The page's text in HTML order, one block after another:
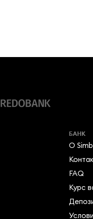
БАНК
О
FAQ
Курс